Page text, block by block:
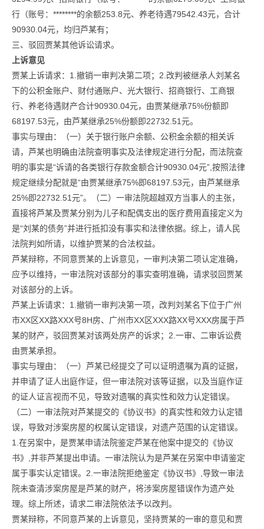
行（账号：********的余额253.8元、养老待遇79542.43元，合计
90930.04元，均归芦某有；
三、驳回贾某其他诉讼请求。
上诉意见
贾某上诉请求：1.撤销一审判决第二项；2.改判被继承人刘某名
下的公积金账户、财付通账户、光大银行、招商银行、工商银
行、养老待遇财产合计90930.04元，由贾某继承75%份额即
68197.53元，由芦某继承25%份额即22732.51元。
事实与理由：（一）关于银行账户余额、公积金余额的相关诉
请，芦某也明确由法院查明事实及法律规定进行分配，而法院查
明的事实是“诉请的各类银行存款金额合计90930.04元”,按照法律
规定继续分配就是“由贾某继承75%即68197.53元，由芦某继承
25%即22732.51元”。（二）一审法院超越双方当事人的主张，
直接将芦某及贾某分别为儿子和配偶支出的医疗费用直接定义为
是“刘某的债务”并进行抵扣没有事实和法律依据。综上，请人民
法院判如所请，以维护贾某的合法权益。
芦某辩称，不同意贾某的上诉意见，一审判决第二项认定准确，
应予以维持，一审法院对该部分的事实查明准确，请求驳回贾某
对该部分的上诉。
芦某上诉请求：1.撤销一审判决第一项，改判刘某名下位于广州
市XX区XX路XXX号8H房、广州市XX区XXX路XX号XXX房属于芦
某的财产，驳回贾某对该两处房产的诉求；2.一审、二审诉讼费
由贾某承担。
事实与理由：（一）芦某已经提交了可以证明遗嘱为真的证据，
并申请了证人出庭作证，但一审法院对该等证据，以及当庭作证
的证人证言视而不见，导致对遗嘱的真实性和效力认定错误。
（二）一审法院对芦某提交的《协议书》的真实性和效力认定错
误，导致对涉案房屋的权属认定错误，对遗产范围的认定错误。
1.在另案中，是贾某申请法院鉴定芦某在他案中提交的《协议
书》,并非芦某提出申请。一审法院认为是芦某在另案中申请鉴定
属于事实认定错误。2.一审法院拒绝鉴定《协议书》,导致一审法
院未查清涉案房屋是芦某的财产，将涉案房屋错误作为遗产处
理。综上所述，请求二审法院依法予以改判。
贾某辩称，不同意芦某的上诉意见，坚持贾某的一审的意见和贾